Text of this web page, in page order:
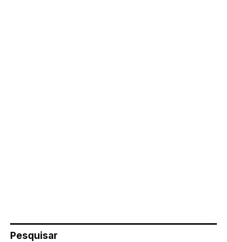
Pesquisar